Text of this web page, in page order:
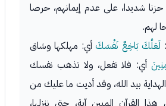
شديدا، على عدم إيمانهم، حرصا
لهم.
لَعَلَّكَ بَاخِعٌ نَفْسَكَأي: مهلكها وشاق
أي: فلا تفعل، ولا تذهب نفسك
بيد الله، وقد أديت ما عليك من
القرآن المبين آية، حتى ننزلها،